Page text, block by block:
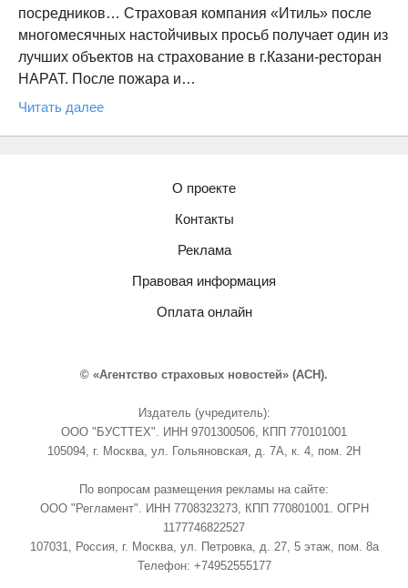
посредников… Страховая компания «Итиль» после
многомесячных настойчивых просьб получает один из
лучших объектов на страхование в г.Казани-ресторан
НАРАТ. После пожара и…
Читать далее
О проекте
Контакты
Реклама
Правовая информация
Оплата онлайн
© «Агентство страховых новостей» (АСН).
Издатель (учредитель):
ООО "БУСТТЕХ". ИНН 9701300506, КПП 770101001
105094, г. Москва, ул. Гольяновская, д. 7А, к. 4, пом. 2Н
По вопросам размещения рекламы на сайте:
ООО "Регламент". ИНН 7708323273, КПП 770801001. ОГРН
1177746822527
107031, Россия, г. Москва, ул. Петровка, д. 27, 5 этаж, пом. 8а
Телефон: +74952555177